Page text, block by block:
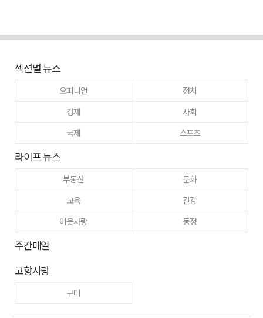
섹션별 뉴스
오피니언
정치
경제
사회
국제
스포츠
라이프 뉴스
부동산
문화
교육
건강
이웃사랑
동정
주간매일
고향사랑
구미